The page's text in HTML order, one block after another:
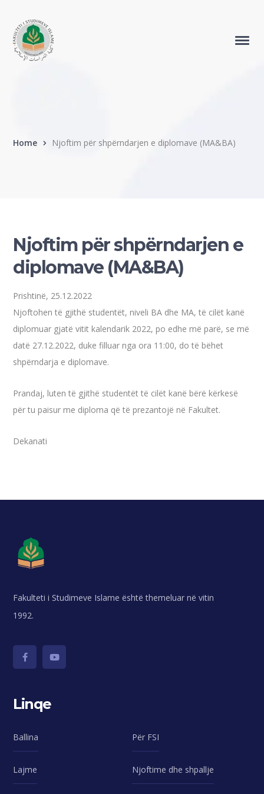
Home Njoftim për shpërndarjen e diplomave (MA&BA)
Njoftim për shpërndarjen e
diplomave (MA&BA)
Prishtinë, 25.12.2022
Njoftohen të gjithë studentët, niveli BA dhe MA, të cilët kanë
diplomuar gjatë vitit kalendarik 2022, po edhe më parë, se më
datë 27.12.2022, duke filluar nga ora 11:00, do të bëhet
shpërndarja e diplomave.
Prandaj, luten të gjithë studentët të cilët kanë bërë kërkesë
për tu paisur me diploma që të prezantojë në Fakultet.
Dekanati
Fakulteti i Studimeve Islame është themeluar në vitin
1992.
Linqe
Ballina Për FSI
Lajme Njoftime dhe shpallje